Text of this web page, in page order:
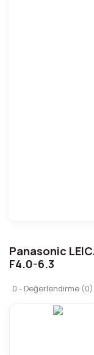
Panasonic
F4.0-6.3
0 - Değerlendirme (0)